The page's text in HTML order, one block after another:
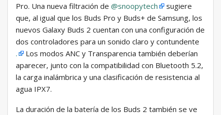
Pro. Una nueva filtración de @snoopytech
sugiere
que, al igual que los Buds Pro y Buds+ de Samsung, los
nuevos Galaxy Buds 2 cuentan con una configuración de
dos controladores para un sonido claro y contundente
.
Los modos ANC y Transparencia también deberían
aparecer, junto con la compatibilidad con Bluetooth 5.2,
la carga inalámbrica y una clasificación de resistencia al
agua IPX7.
La duración de la batería de los Buds 2 también se ve